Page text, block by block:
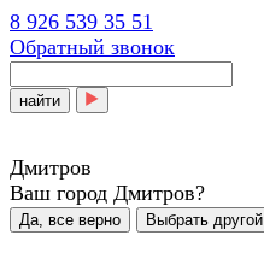
8 926 539 35 51
Обратный звонок
найти
Дмитров
Ваш город Дмитров?
Да, все верно Выбрать другой